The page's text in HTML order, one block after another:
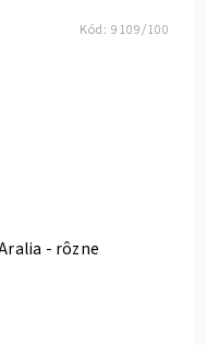
- rôzne
Kód: 9109/100